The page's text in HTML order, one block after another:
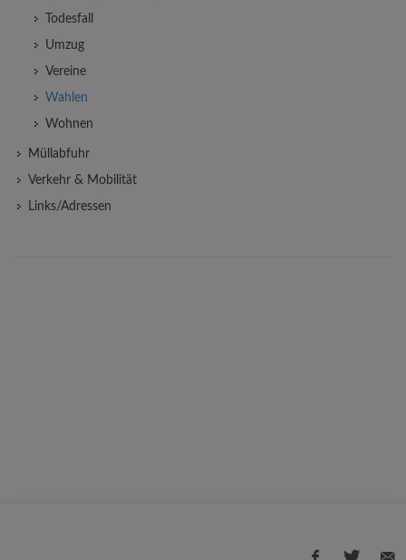
Todesfall
Umzug
Vereine
Wahlen
Wohnen
Müllabfuhr
Verkehr & Mobilität
Links/Adressen